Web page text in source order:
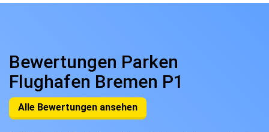
Bewertungen Parken
Flughafen Bremen P1
Alle Bewertungen ansehen